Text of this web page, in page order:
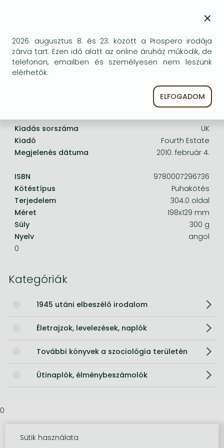
One-Punch Man manga
Kiadás sorszáma
UK
Kiadó
Fourth Estate
Megjelenés dátuma
2010. február 4.
ISBN
9780007296736
Kötéstípus
Puhakötés
Terjedelem
304.0 oldal
Méret
198x129 mm
Súly
300 g
Nyelv
angol
0
Kategóriák
1945 utáni elbeszélő irodalom
Életrajzok, levelezések, naplók
További könyvek a szociológia területén
Útinaplók, élménybeszámolók
0
×
2026. augusztus 8. és 23. között a Prospero irodája
zárva tart. Ezen idő alatt az online áruház működik, de
telefonon, emailben és személyesen nem leszünk
elérhetők.
ELFOGADOM
Sütik használata